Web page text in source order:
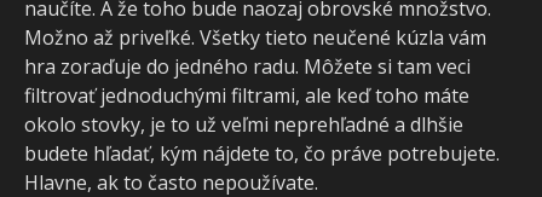
naučíte. A že toho bude naozaj obrovské množstvo.
Možno až priveľké. Všetky tieto neučené kúzla vám
hra zoraďuje do jedného radu. Môžete si tam veci
filtrovať jednoduchými filtrami, ale keď toho máte
okolo stovky, je to už veľmi neprehľadné a dlhšie
budete hľadať, kým nájdete to, čo práve potrebujete.
Hlavne, ak to často nepoužívate.